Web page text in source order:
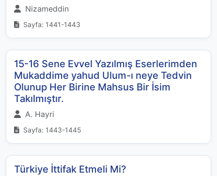
Nizameddin
Sayfa: 1441-1443
15-16 Sene Evvel Yazılmış Eserlerimden
Mukaddime yahud Ulum-ı neye Tedvin
Olunup Her Birine Mahsus Bir İsim
Takılmıştır.
A. Hayri
Sayfa: 1443-1445
Türkiye İttifak Etmeli Mi?